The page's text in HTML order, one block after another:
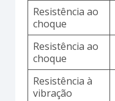
Resistência ao
choque
Resistência ao
choque
Resistência à
vibração